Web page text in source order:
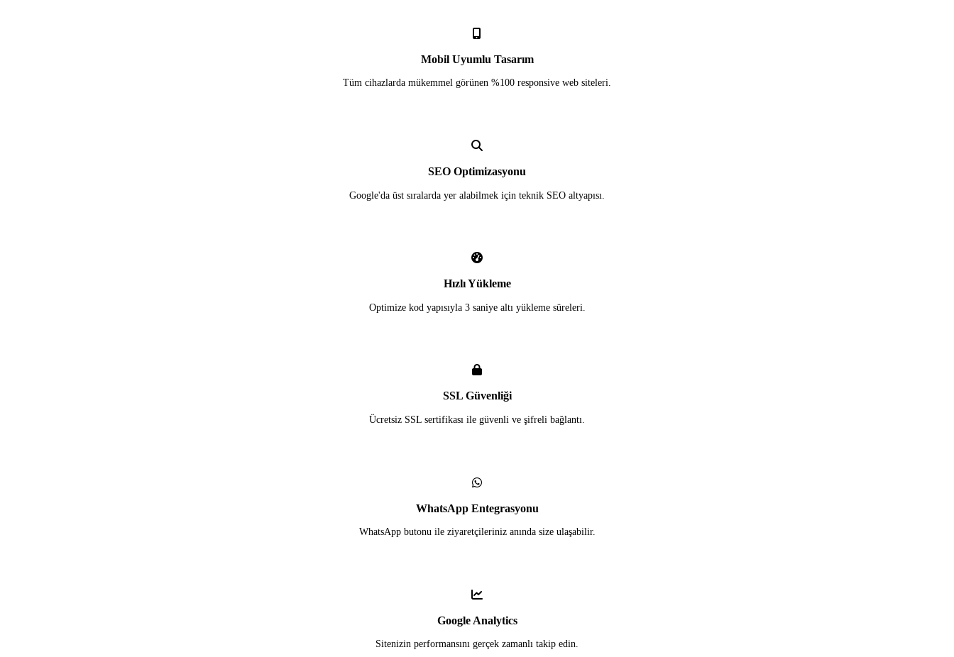
Mobil Uyumlu Tasarım
Tüm cihazlarda mükemmel görünen %100 responsive web siteleri.
SEO Optimizasyonu
Google'da üst sıralarda yer alabilmek için teknik SEO altyapısı.
Hızlı Yükleme
Optimize kod yapısıyla 3 saniye altı yükleme süreleri.
SSL Güvenliği
Ücretsiz SSL sertifikası ile güvenli ve şifreli bağlantı.
WhatsApp Entegrasyonu
WhatsApp butonu ile ziyaretçileriniz anında size ulaşabilir.
Google Analytics
Sitenizin performansını gerçek zamanlı takip edin.